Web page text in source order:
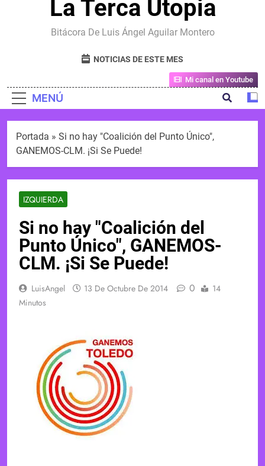
La Terca Utopia
Bitácora De Luis Ángel Aguilar Montero
NOTICIAS DE ESTE MES
MENÚ
Mi canal en Youtube
Portada » Si no hay "Coalición del Punto Único",
GANEMOS-CLM. ¡Si Se Puede!
IZQUIERDA
Si no hay "Coalición del
Punto Único", GANEMOS-
CLM. ¡Si Se Puede!
LuisAngel 13 De Octubre De 2014 0
14
Minutos